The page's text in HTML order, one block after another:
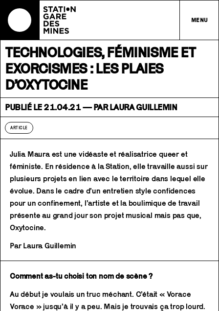
MENU
TECHNOLOGIES, FÉMINISME ET
EXORCISMES : LES PLAIES
D’OXYTOCINE
PUBLIÉ LE 21.04.21 — PAR LAURA GUILLEMIN
ARTICLE
Julia Maura est une vidéaste et réalisatrice queer et
féministe. En résidence à la Station, elle travaille aussi sur
plusieurs projets en lien avec le territoire dans lequel elle
évolue. Dans le cadre d’un entretien style confidences
pour un confinement, l’artiste et la boulimique de travail
présente au grand jour son projet musical mais pas que,
Oxytocine.
Par Laura Guillemin
Comment as-tu choisi ton nom de scène ?
Au début je voulais un truc méchant. C’était « Vorace
Vorace » jusqu’à il y a peu. Mais je trouvais ça trop lourd.